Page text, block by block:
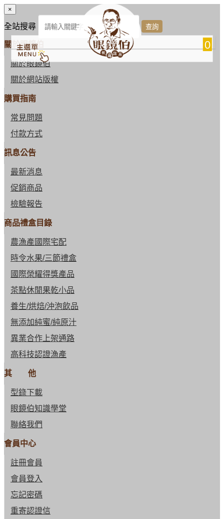
0
×
全站搜尋
關於眼鏡伯
關於眼鏡伯
關於網站版權
購買指南
常見問題
付款方式
訊息公告
最新消息
促銷商品
檢驗報告
商品禮盒目錄
農漁產國際宅配
時令水果/三節禮盒
國際榮耀得獎產品
茶點休閒果乾小品
養生/烘焙/沖泡飲品
無添加純蜜/純原汁
異業合作上架通路
高科技認證漁產
其 他
型錄下載
眼鏡伯知識學堂
聯絡我們
會員中心
註冊會員
會員登入
忘記密碼
重寄認證信